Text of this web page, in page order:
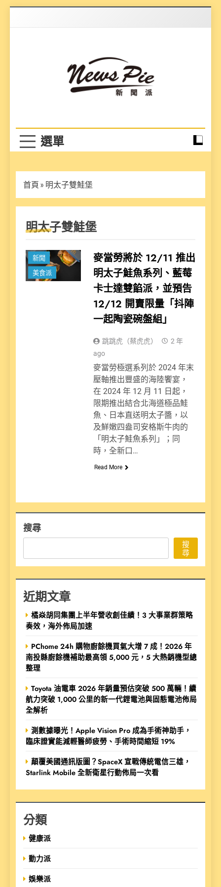
首頁 » 明太子雙鮭堡
明太子雙鮭堡
新聞
美食派
麥當勞將於 12/11 推出
明太子鮭魚系列、藍莓
卡士達雙餡派，並預告
12/12 開賣限量「抖陣
一起陶瓷碗盤組」
跳跳虎（蔡虎虎）
2 年
ago
麥當勞極選系列於 2024 年末
壓軸推出豐盛的海陸饗宴，
在 2024 年 12 月 11 日起，
限期推出結合北海道極品鮭
魚、日本直送明太子醬，以
及鮮嫩四盎司安格斯牛肉的
「明太子鮭魚系列」；同
時，全新口…
Read More
搜尋
搜
尋
近期文章
橘焱胡同集團上半年營收創佳績！3 大事業群策略
奏效，海外佈局加速
PChome 24h 購物廚餘機買氣大增 7 成！2026 年
南投縣廚餘機補助最高領 5,000 元，5 大熱銷機型總
整理
Toyota 油電車 2026 年銷量預估突破 500 萬輛！續
航力突破 1,000 公里的新一代鋰電池與固態電池佈局
全解析
測數據曝光！Apple Vision Pro 成為手術神助手，
臨床證實能減輕醫師疲勞、手術時間縮短 19%
顛覆美國通訊版圖？SpaceX 宣戰傳統電信三雄，
Starlink Mobile 全新衛星行動佈局一次看
分類
健康派
動力派
娛樂派